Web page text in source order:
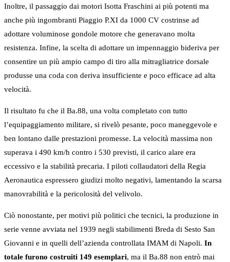
Inoltre, il passaggio dai motori Isotta Fraschini ai più potenti ma
anche più ingombranti Piaggio P.XI da 1000 CV costrinse ad
adottare voluminose gondole motore che generavano molta
resistenza. Infine, la scelta di adottare un impennaggio bideriva per
consentire un più ampio campo di tiro alla mitragliatrice dorsale
produsse una coda con deriva insufficiente e poco efficace ad alta
velocità.
Il risultato fu che il Ba.88, una volta completato con tutto
l’equipaggiamento militare, si rivelò pesante, poco maneggevole e
ben lontano dalle prestazioni promesse. La velocità massima non
superava i 490 km/h contro i 530 previsti, il carico alare era
eccessivo e la stabilità precaria. I piloti collaudatori della Regia
Aeronautica espressero giudizi molto negativi, lamentando la scarsa
manovrabilità e la pericolosità del velivolo.
Ciò nonostante, per motivi più politici che tecnici, la produzione in
serie venne avviata nel 1939 negli stabilimenti Breda di Sesto San
Giovanni e in quelli dell’azienda controllata IMAM di Napoli. In
totale furono costruiti 149 esemplari, ma il Ba.88 non entrò mai